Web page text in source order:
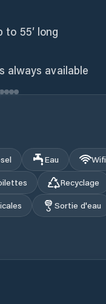
55′ long
always available
Eau
Wifi
Recyclage
Sortie d'eau